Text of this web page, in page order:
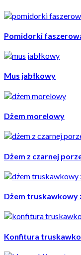
Pomidorki
Mus jabłkowy
Dżem morelowy
Dżem z czarnej
Dżem truskawkowy
Konfitura